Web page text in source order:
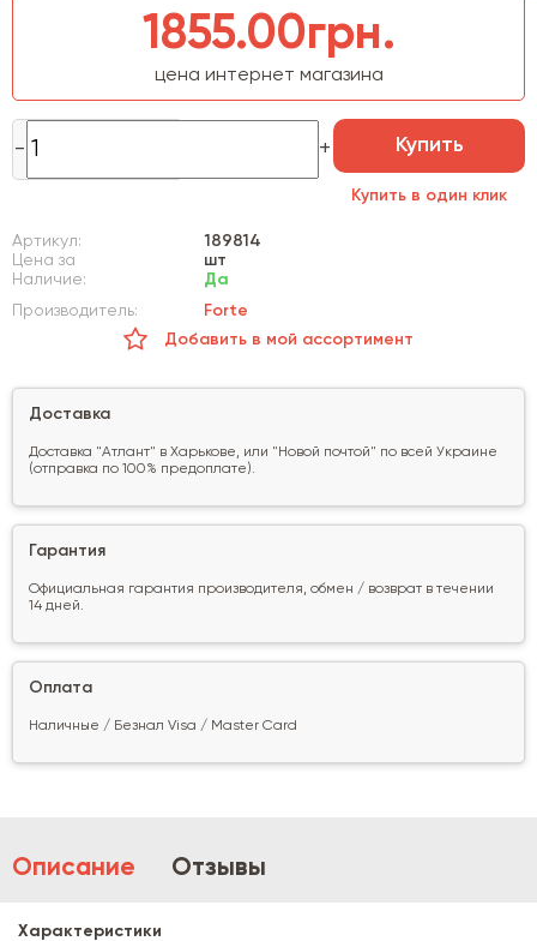
1855.00грн.
цена интернет магазина
Купить
Купить в один клик
Артикул:
189814
Цена за
шт
Наличие:
Да
Производитель:
Forte
Добавить в мой ассортимент
Доставка
Доставка "Атлант" в Харькове, или "Новой почтой" по всей Украине
(отправка по 100% предоплате).
Гарантия
Официальная гарантия производителя, обмен / возврат в течении
14 дней.
Оплата
Наличные / Безнал Visa / Master Card
Описание Отзывы
Характеристики